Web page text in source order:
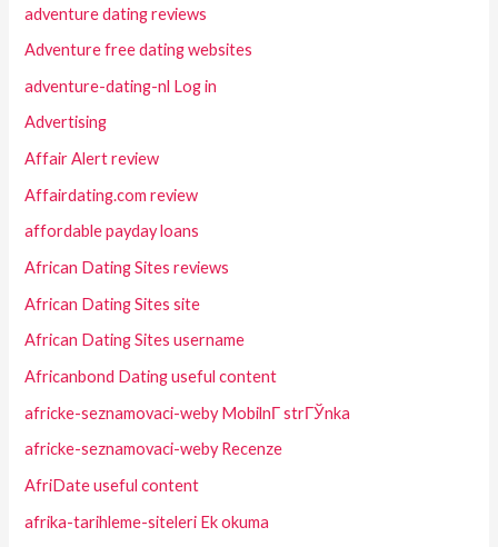
adventure dating reviews
Adventure free dating websites
adventure-dating-nl Log in
Advertising
Affair Alert review
Affairdating.com review
affordable payday loans
African Dating Sites reviews
African Dating Sites site
African Dating Sites username
Africanbond Dating useful content
africke-seznamovaci-weby MobilnГ­ strГЎnka
africke-seznamovaci-weby Recenze
AfriDate useful content
afrika-tarihleme-siteleri Ek okuma